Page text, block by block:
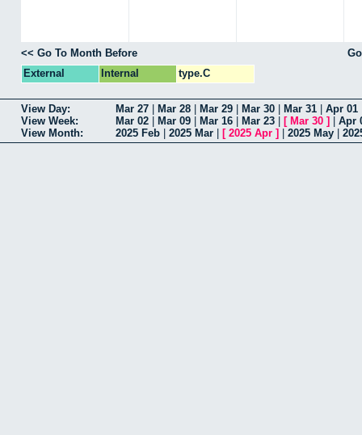
<< Go To Month Before
External
Internal type.C
View Day: Mar 27 Mar 28 Mar 29 Mar 30 Mar 31 Apr 01
View Week:
Mar 02 Mar 09 Mar 16 Mar 23 [ Mar 30 ]
Apr
View Month:
2025 Feb 2025 Mar [ 2025 Apr ] 2025 May